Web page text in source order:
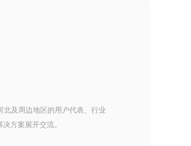
及周边地区的用户代表、行业
方案展开交流。